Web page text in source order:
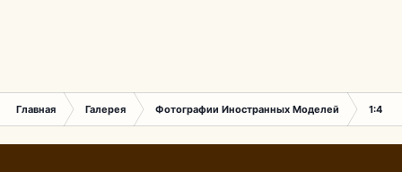
Главная Галерея Фотографии Иностранных Моделей 1:43